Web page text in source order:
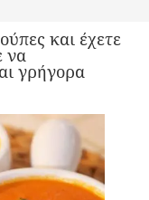
και έχετε
να
γρήγορα